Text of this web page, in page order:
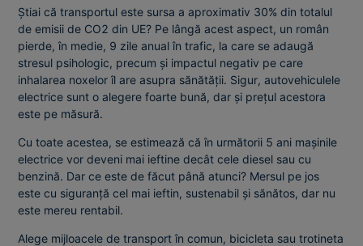
Știai că transportul este sursa a aproximativ 30% din totalul
de emisii de CO2 din UE? Pe lângă acest aspect, un român
pierde, în medie, 9 zile anual în trafic, la care se adaugă
stresul psihologic, precum și impactul negativ pe care
inhalarea noxelor îl are asupra sănătății. Sigur, autovehiculele
electrice sunt o alegere foarte bună, dar și prețul acestora
este pe măsură.
Cu toate acestea, se estimează că în următorii 5 ani mașinile
electrice vor deveni mai ieftine decât cele diesel sau cu
benzină. Dar ce este de făcut până atunci? Mersul pe jos
este cu siguranță cel mai ieftin, sustenabil și sănătos, dar nu
este mereu rentabil.
Alege mijloacele de transport în comun, bicicleta sau trotineta